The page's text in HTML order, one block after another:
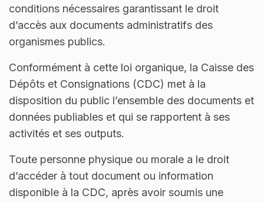
conditions nécessaires garantissant le droit
d’accès aux documents administratifs des
organismes publics.
Conformément à cette loi organique, la Caisse des
Dépôts et Consignations (CDC) met à la
disposition du public l’ensemble des documents et
données publiables et qui se rapportent à ses
activités et ses outputs.
Toute personne physique ou morale a le droit
d’accéder à tout document ou information
disponible à la CDC, après avoir soumis une